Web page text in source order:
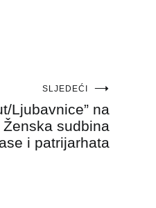
SLJEDEĆI
Ljubavnice” na
sudbina
i patrijarhata